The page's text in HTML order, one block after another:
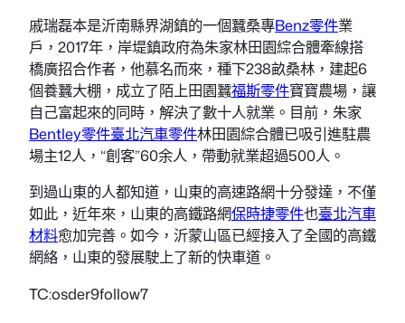
戚瑞磊本是沂南縣界湖鎮的一個蠶桑專Benz零件業
戶，2017年，岸堤鎮政府為朱家林田園綜合體牽線搭
橋廣招合作者，他慕名而來，種下238畝桑林，建起6
個養蠶大棚，成立了陌上田園蠶福斯零件寶寶農場，讓
自己富起來的同時，解決了數十人就業。目前，朱家
Bentley零件臺北汽車零件林田園綜合體已吸引進駐農
場主12人，“創客”60余人，帶動就業超過500人。
到過山東的人都知道，山東的高速路網十分發達，不僅
如此，近年來，山東的高鐵路網保時捷零件也臺北汽車
材料愈加完善。如今，沂蒙山區已經接入了全國的高鐵
網絡，山東的發展駛上了新的快車道。
TC:osder9follow7